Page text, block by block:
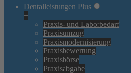
Dentalleistungen Plus
+
Praxis- und Laborbedarf
Praxisumzug
Praxismodernisierung
Praxisbewertung
Praxisbörse
Praxisabgabe